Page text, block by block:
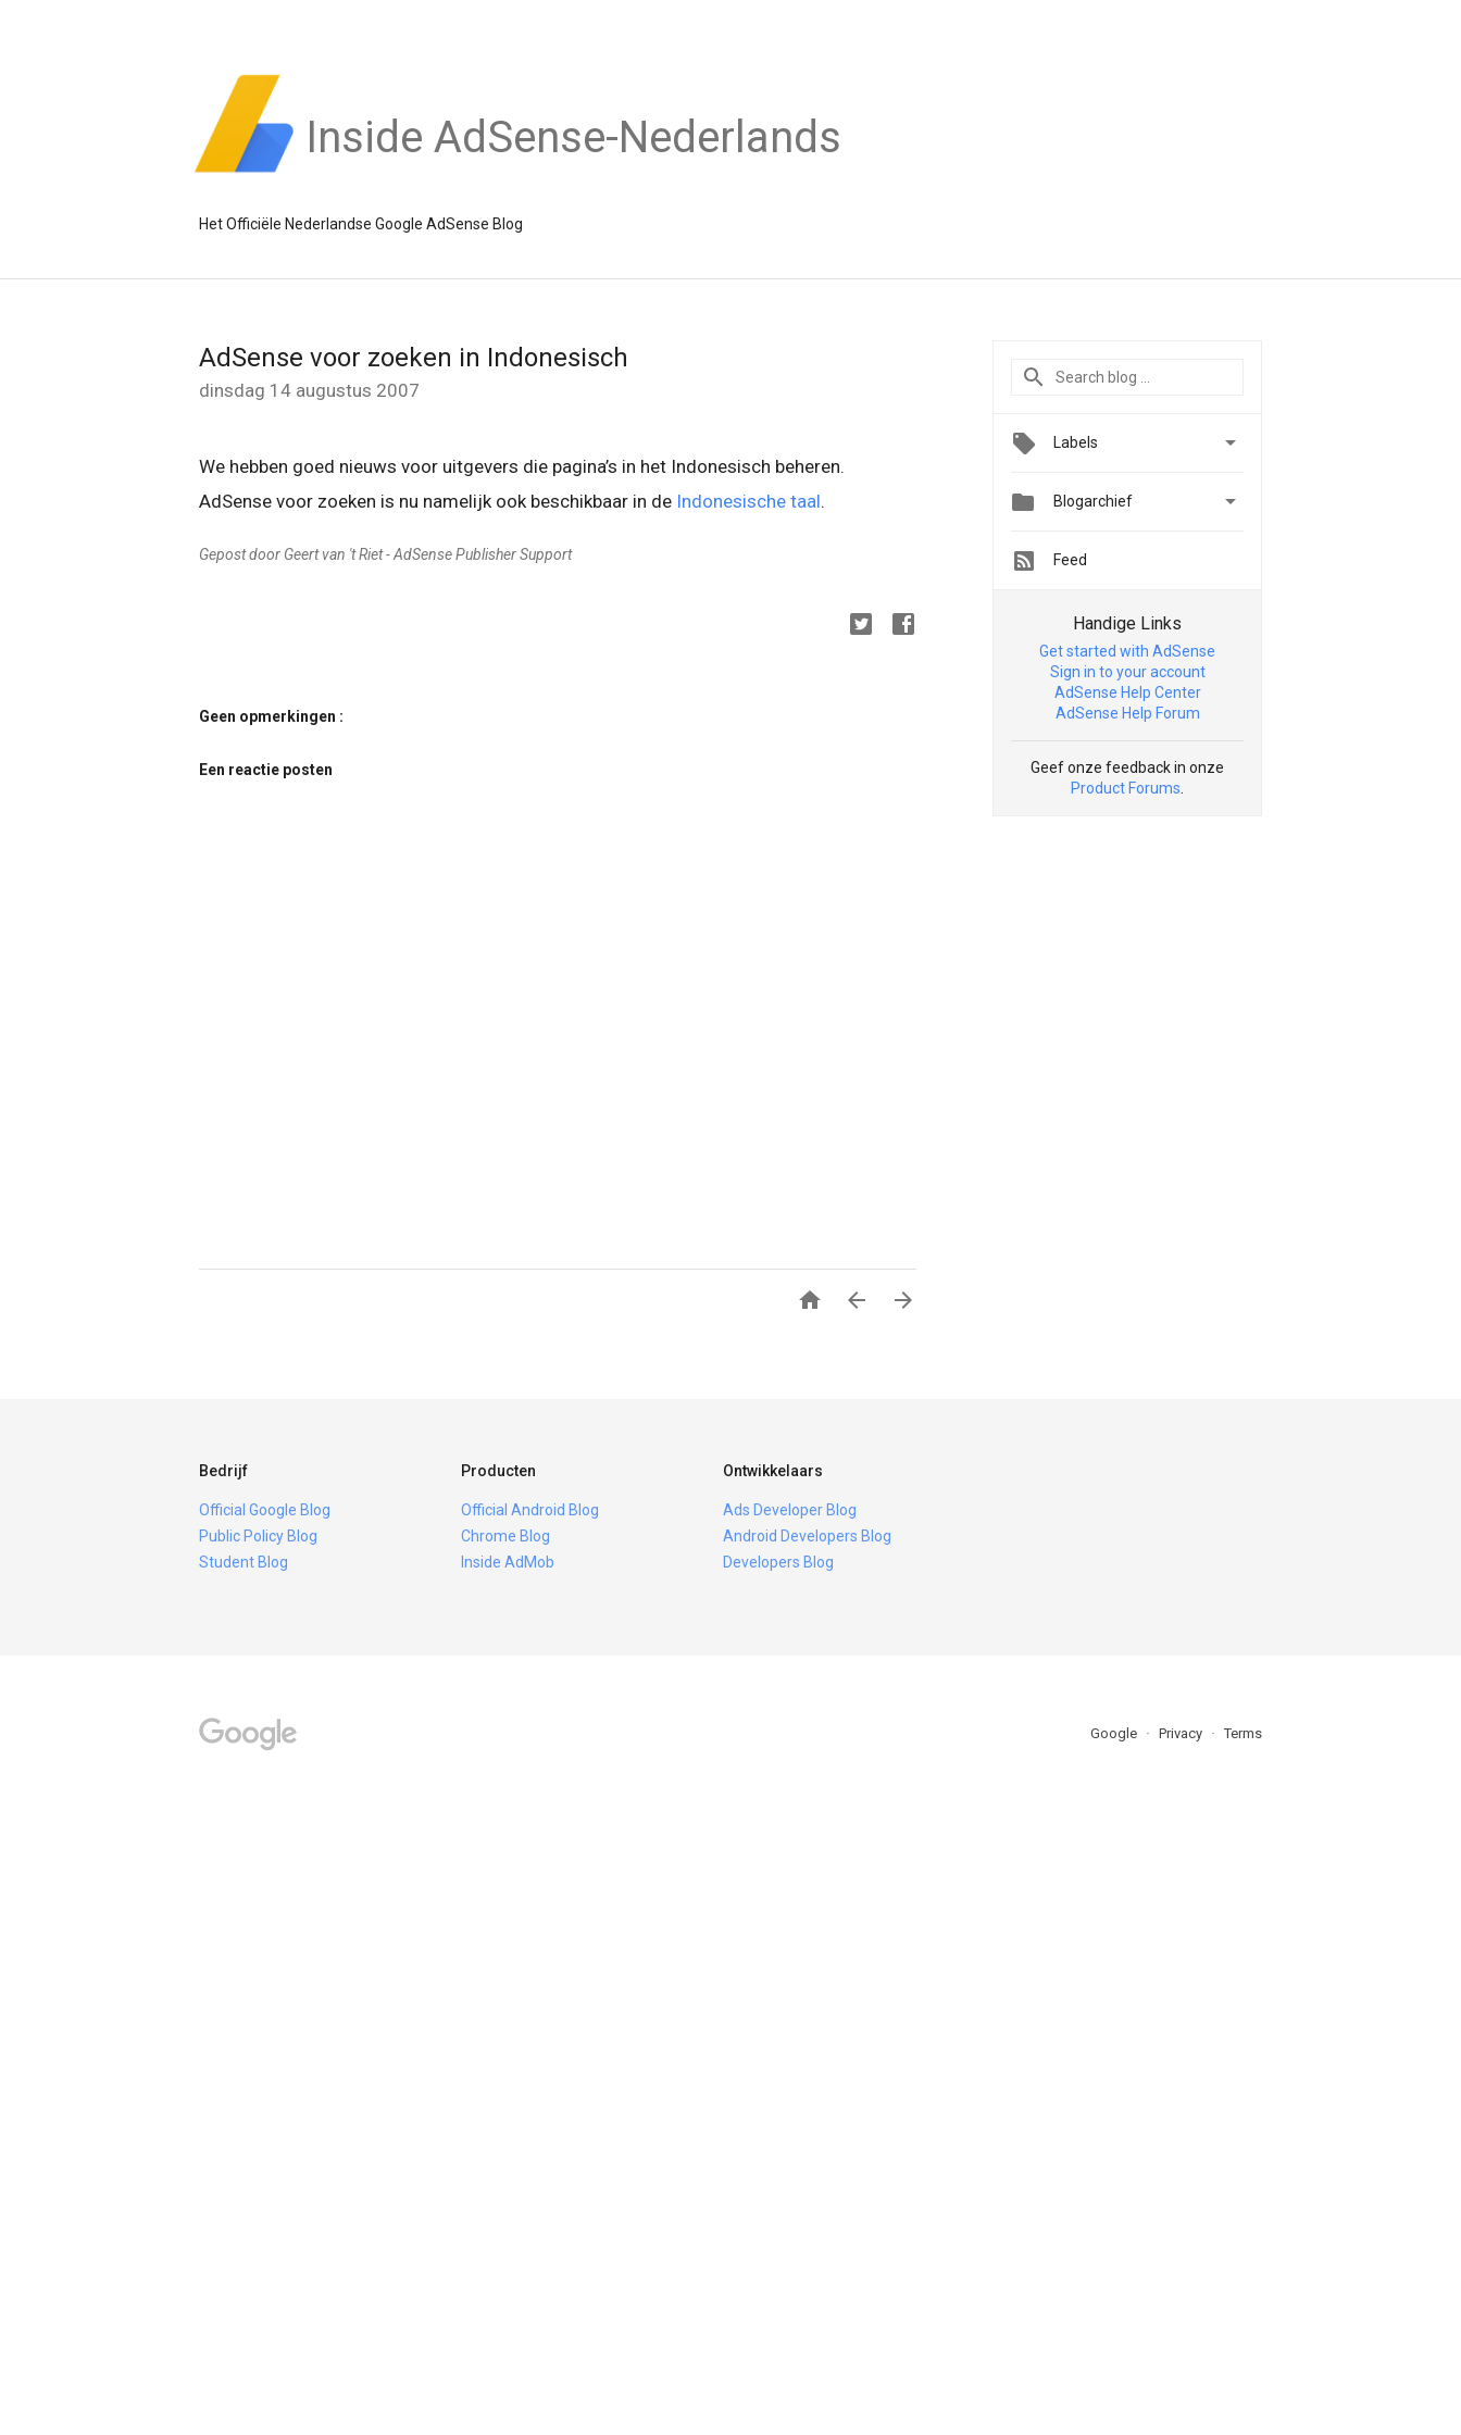
Inside AdSense-Nederlands
Het Officiële Nederlandse Google AdSense Blog
AdSense voor zoeken in Indonesisch
dinsdag 14 augustus 2007
We hebben goed nieuws voor uitgevers die pagina’s in het Indonesisch beheren.
AdSense voor zoeken is nu namelijk ook beschikbaar in de Indonesische taal.
Gepost door Geert van 't Riet - AdSense Publisher Support
Geen opmerkingen :
Een reactie posten
  
Labels 
 Blogarchief 
Feed
Handige Links
Get started with AdSense
Sign in to your account
AdSense Help Center
AdSense Help Forum
Geef onze feedback in onze
Product Forums
Bedrijf
Official Google Blog
Public Policy Blog
Student Blog
Producten
Official Android Blog
Chrome Blog
Inside AdMob
Ontwikkelaars
Ads Developer Blog
Android Developers Blog
Developers Blog
Google Privacy Terms